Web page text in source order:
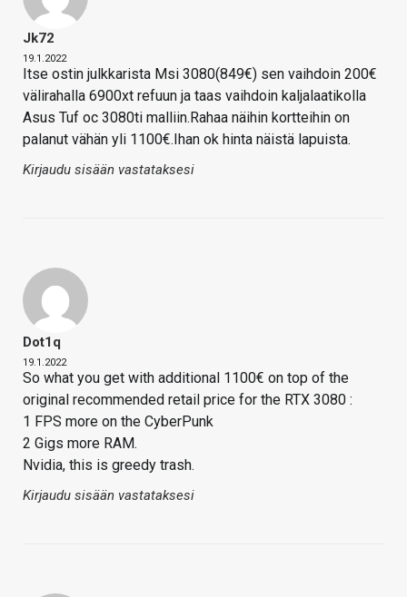
Jk72
19.1.2022
Itse ostin julkkarista Msi 3080(849€) sen vaihdoin 200€
välirahalla 6900xt refuun ja taas vaihdoin kaljalaatikolla
Asus Tuf oc 3080ti malliin.Rahaa näihin kortteihin on
palanut vähän yli 1100€.Ihan ok hinta näistä lapuista.
Kirjaudu sisään vastataksesi
Dot1q
19.1.2022
So what you get with additional 1100€ on top of the
original recommended retail price for the RTX 3080 :
1 FPS more on the CyberPunk
2 Gigs more RAM.
Nvidia, this is greedy trash.
Kirjaudu sisään vastataksesi